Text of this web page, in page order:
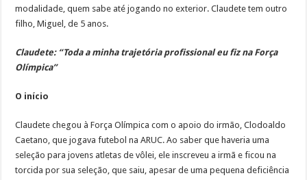
modalidade, quem sabe até jogando no exterior. Claudete tem outro
filho, Miguel, de 5 anos.
Claudete: “Toda a minha trajetória profissional eu fiz na Força
Olímpica”
O início
Claudete chegou à Força Olímpica com o apoio do irmão, Clodoaldo
Caetano, que jogava futebol na ARUC. Ao saber que haveria uma
seleção para jovens atletas de vôlei, ele inscreveu a irmã e ficou na
torcida por sua seleção, que saiu, apesar de uma pequena deficiência